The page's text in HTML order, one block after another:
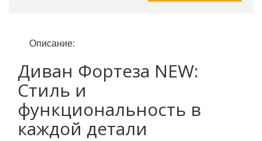
Описание:
Диван Фортеза NEW:
Стиль и
функциональность в
каждой детали